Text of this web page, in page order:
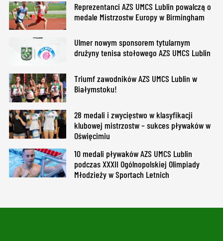
Reprezentanci AZS UMCS Lublin powalczą o
medale Mistrzostw Europy w Birmingham
Ulmer nowym sponsorem tytularnym
drużyny tenisa stołowego AZS UMCS Lublin
Triumf zawodników AZS UMCS Lublin w
Białymstoku!
28 medali i zwycięstwo w klasyfikacji
klubowej mistrzostw – sukces pływaków w
Oświęcimiu
10 medali pływaków AZS UMCS Lublin
podczas XXXII Ogólnopolskiej Olimpiady
Młodzieży w Sportach Letnich